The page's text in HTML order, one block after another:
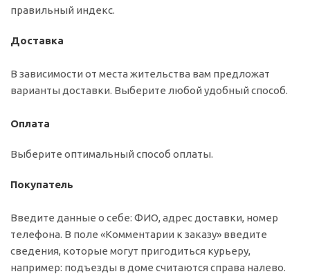
правильный индекс.
Доставка
В зависимости от места жительства вам предложат
варианты доставки. Выберите любой удобный способ.
Оплата
Выберите оптимальный способ оплаты.
Покупатель
Введите данные о себе: ФИО, адрес доставки, номер
телефона. В поле «Комментарии к заказу» введите
сведения, которые могут пригодиться курьеру,
например: подъезды в доме считаются справа налево.